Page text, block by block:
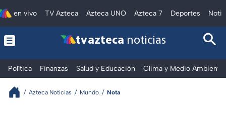
en vivo TV Azteca Azteca UNO Azteca 7 Deportes
tv azteca noticias
Política Finanzas Salud y Educación Clima y Medio Ambiente
Azteca Noticias Mundo Nota